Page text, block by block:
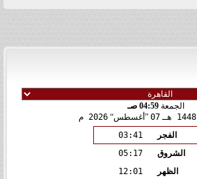
الجمعة 04:59 صـ
1448 هـ 07 أغسطس 2026 م
الفجر
03:41
الشروق
05:17
الظهر
12:01